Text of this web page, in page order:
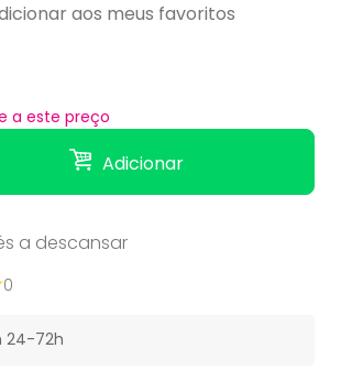
a este preço
Adicionar
aos meus favoritos
a descansar
0
24-72h